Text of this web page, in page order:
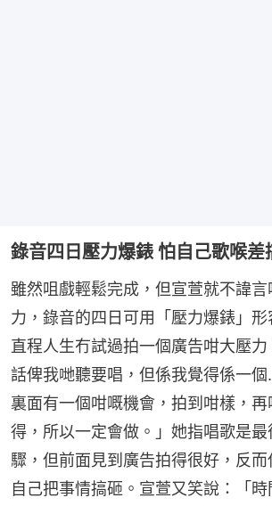
錄音四日壓力爆錶 怕自己歌喉差
雖然咀戲輕鬆完成，但宣萱就不諱
力，錄音的四日可用「壓力爆錶」
直程人生冇試過拍一個廣告咁大壓
話俾我哋聽要唱，但係我覺得係一
裏面有一個咁嘅機會，拍到咁樣，
得，所以一定會做。」她指唱歌是
驟，但前面見到廣告拍得很好，反
自己把事情搞砸。宣萱又笑說：「